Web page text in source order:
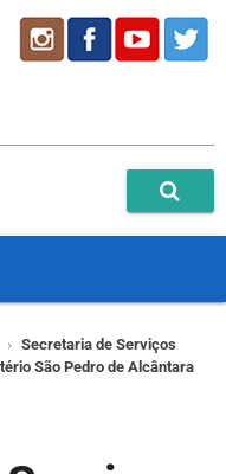
Secretaria de Serviços
São Pedro de Alcântara